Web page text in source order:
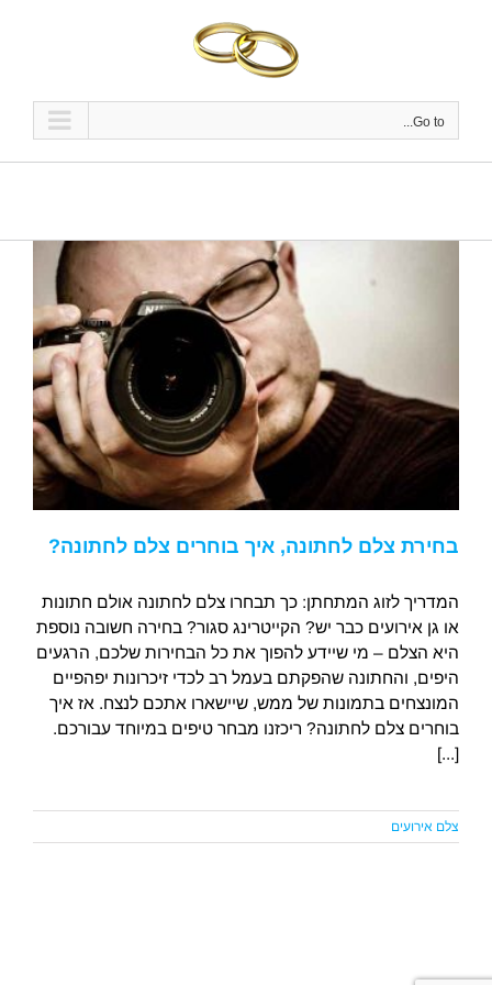
Go to...
בחירת צלם לחתונה, איך בוחרים צלם לחתונה?
המדריך לזוג המתחתן: כך תבחרו צלם לחתונה אולם חתונות
או גן אירועים כבר יש? הקייטרינג סגור? בחירה חשובה נוספת
היא הצלם – מי שיידע להפוך את כל הבחירות שלכם, הרגעים
היפים, והחתונה שהפקתם בעמל רב לכדי זיכרונות יפהפיים
המונצחים בתמונות של ממש, שיישארו אתכם לנצח. אז איך
בוחרים צלם לחתונה? ריכזנו מבחר טיפים במיוחד עבורכם.
[...]
צלם אירועים